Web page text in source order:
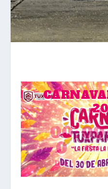
00
0
Día
:00
Hrs